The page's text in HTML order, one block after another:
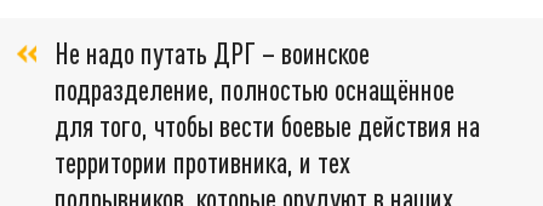
Не надо путать ДРГ – воинское
подразделение, полностью оснащённое
для того, чтобы вести боевые действия на
территории противника, и тех
подрывников, которые орудуют в наших